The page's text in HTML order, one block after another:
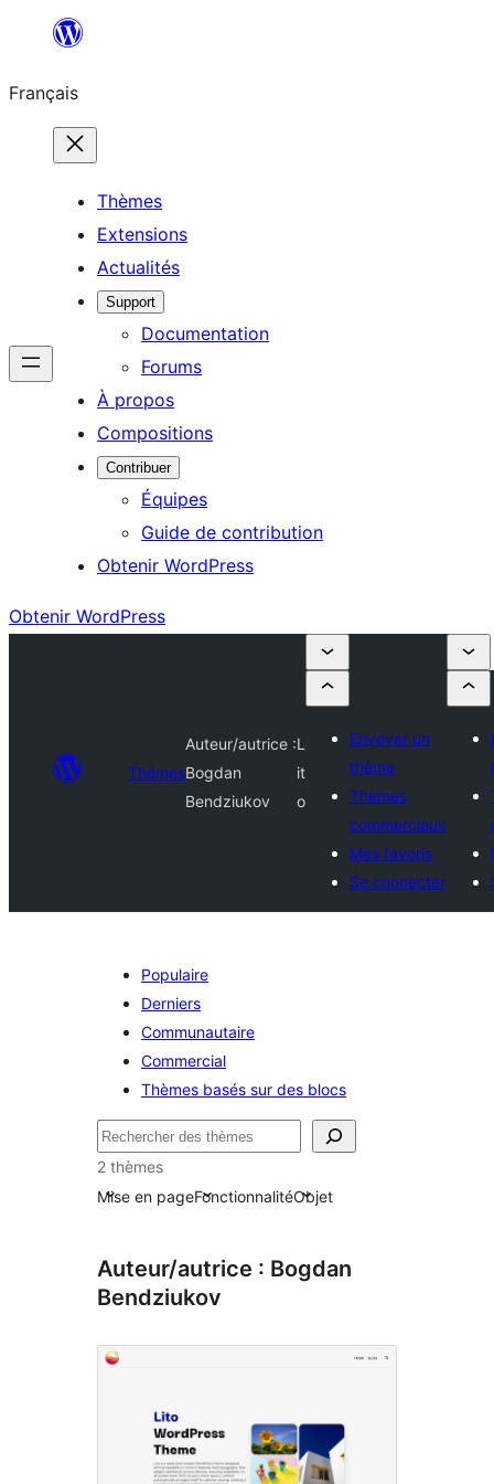
contenu
Français
Thèmes
Extensions
Actualités
Support
Documentation
Forums
À propos
Compositions
Contribuer
Équipes
Guide de contribution
Obtenir WordPress
Obtenir WordPress
Thèmes
Auteur/autrice :
Bogdan
Bendziukov
L
it
o
Envoyer un
thème
Thèmes
commerciaux
Mes favoris
Se connecter
Populaire
Derniers
Communautaire
Commercial
Thèmes basés sur des blocs
Rechercher
2 thèmes
Mise en pageFonctionnalitéObjet
Auteur/autrice : Bogdan
Bendziukov